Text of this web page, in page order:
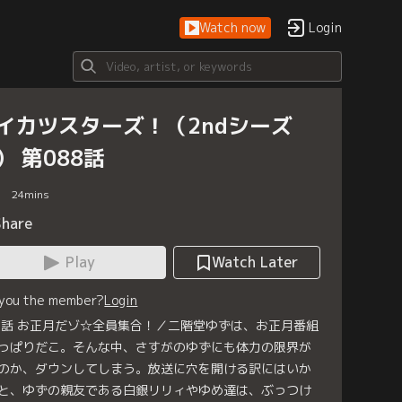
Watch now Login
カツスターズ！（2ndシーズ
第088話
24mins
Play
Watch Later
the member?Login
お正月だゾ☆全員集合！／二階堂ゆずは、お正月番組
ぱりだこ。そんな中、さすがのゆずにも体力の限界が
か、ダウンしてしまう。放送に穴を開ける訳にはいか
、ゆずの親友である白銀リリィやゆめ達は、ぶっつけ